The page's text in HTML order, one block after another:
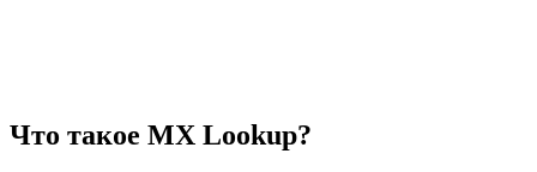
Что такое MX Lookup?